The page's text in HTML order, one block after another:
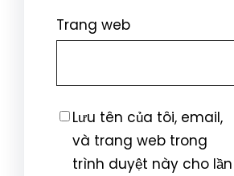
Trang web
Lưu tên của tôi, email,
và trang web trong
trình duyệt này cho lần